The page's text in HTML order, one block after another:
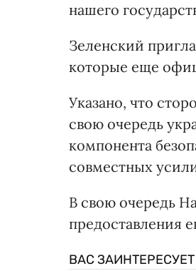
нашего
Зеленский
которые еще
Указано, что
свою очередь
компонента
совместных
В свою очередь
предоставления
ВАС ЗАИНТЕРЕСУЕТ